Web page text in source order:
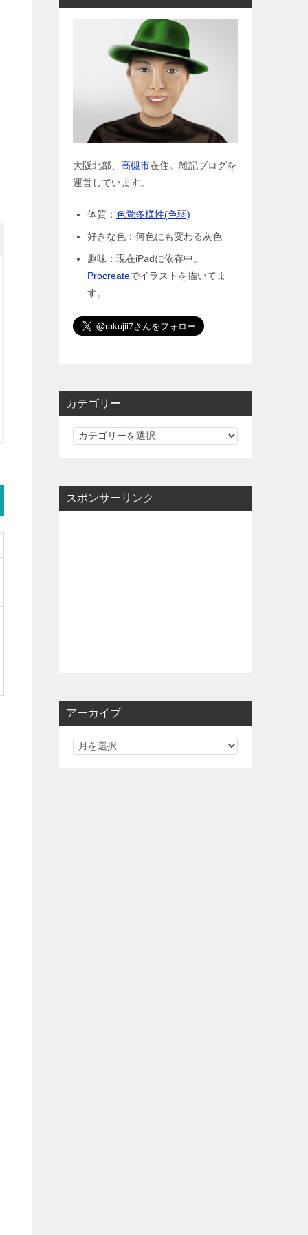
大阪北部、 高槻市在住。雑記ブログを
運営しています。
体質： 色覚多様性(色弱)
好きな色：何色にも変わる灰色
趣味：現在iPadに依存中。
Procreateでイラストを描いてま
す。
カテゴリー
カ
リ
ー
スポンサーリンク
アーカイブ